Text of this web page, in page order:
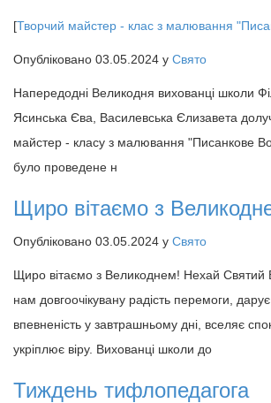
[Творчий майстер - клас з малювання
Опубліковано 03.05.2024 у Свято
Напередодні Великодня вихованці школи
Ясинська Єва, Василевська Єлизавета
майстер - класу з малювання "Писанкове
було проведене н
Щиро вітаємо з
Опубліковано 03.05.2024 у Свято
Щиро вітаємо з Великоднем! Нехай Святий
нам довгоочікувану радість перемоги,
впевненість у завтрашньому дні, вселяє
укріплює віру. Вихованці школи до
Тиждень тифлопедагога